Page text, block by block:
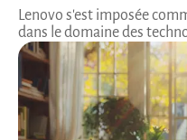
Lenovo s'est imposée
dans le domaine des